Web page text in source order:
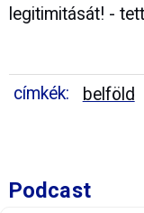
legitimitását! -
címkék: belföld
Podcast